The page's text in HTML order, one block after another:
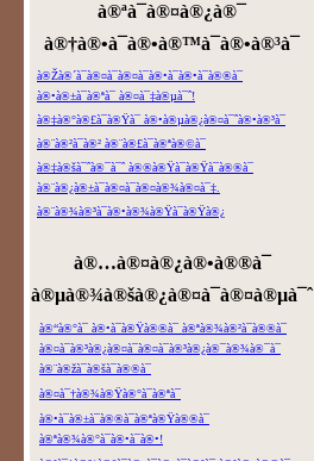
à®ªà¯à®¤à®¿à®¯
à®†à®•à¯à®•à®™à¯à®•à®³à¯
à®Žà®´à¯à®¤à¯à®¤à¯à®•à¯à®•à¯à®®à¯
à®•à®±à¯à®ªà¯ à®¤à¯‡à®µà¯ˆ!
à®‡à®°à®£à¯à®Ÿà¯ à®•à®µà®¿à®¤à¯ˆà®•à®³à¯
à®¨à®²à¯à®² à®¨à®£à¯à®ªà®©à¯
à®‡à®šà¯ˆà®¯à¯ˆ à®®à®Ÿà¯à®Ÿà¯à®®à¯
à®¨à®¿à®±à¯à®¤à¯à®¤à®¾à®¤à¯‡.
à®¨à®¾à®³à¯à®•à®¾à®Ÿà¯à®Ÿà®¿
à®…à®¤à®¿à®•à®®à¯
à®µà®¾à®šà®¿à®¤à¯à®¤à®µà¯ˆ
à®“à®°à¯ à®•à¯à®Ÿà®®à¯ à®ªà®¾à®²à¯à®®à¯
à®¤à¯à®³à®¿à®¤à¯à®¤à¯à®³à®¿à®¯à®¾à®¯à¯
à®¨à®žà¯à®šà¯à®®à¯
à®¤à¯†à®¾à®Ÿà®°à¯à®ªà¯
à®•à¯à®±à¯à®®à¯à®ªà®Ÿà®®à¯
à®ªà®¾à®°à¯à®•à¯à®•!